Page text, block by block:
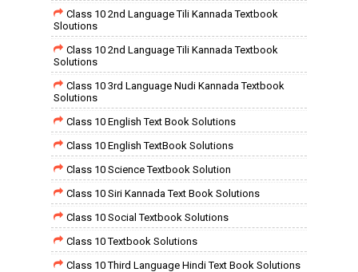
Class 10 2nd Language Tili Kannada Textbook
Sloutions
Class 10 2nd Language Tili Kannada Textbook
Solutions
Class 10 3rd Language Nudi Kannada Textbook
Solutions
Class 10 English Text Book Solutions
Class 10 English TextBook Solutions
Class 10 Science Textbook Solution
Class 10 Siri Kannada Text Book Solutions
Class 10 Social Textbook Solutions
Class 10 Textbook Solutions
Class 10 Third Language Hindi Text Book Solutions